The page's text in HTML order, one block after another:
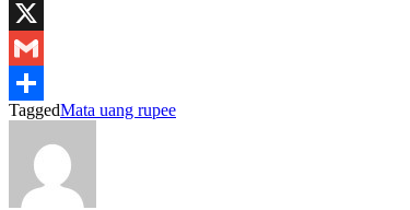
Facebook
X
Gmail
Share
TaggedMata uang rupee